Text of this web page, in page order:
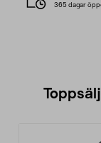
365 dagar